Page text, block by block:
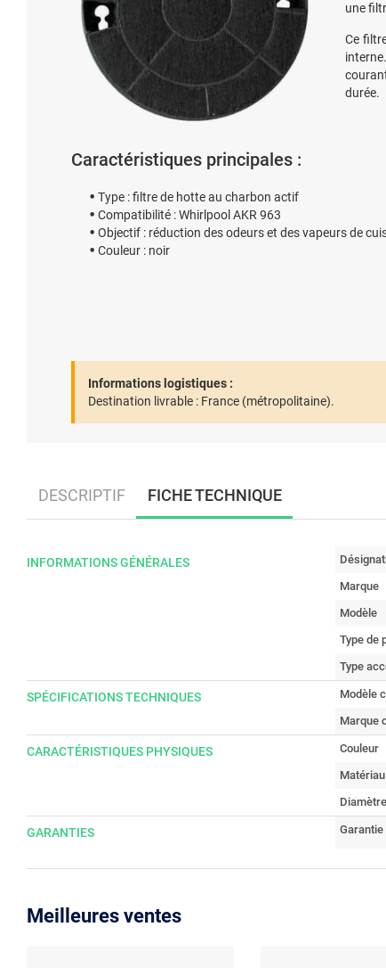
une
Ce
durée.
Caractéristiques principales :
Type : filtre de hotte au charbon actif
Compatibilité : Whirlpool AKR 963
Objectif : réduction des odeurs et des vapeurs de
Couleur : noir
Informations logistiques :
Destination livrable : France (métropolitaine).
DESCRIPTIF FICHE TECHNIQUE
INFORMATIONS GÉNÉRALES
Marque
Modèle
Type de
Type
SPÉCIFICATIONS TECHNIQUES Modèle
Marque
CARACTÉRISTIQUES PHYSIQUES Couleur
Matériau
Diamètre
GARANTIES Garantie
Meilleures ventes